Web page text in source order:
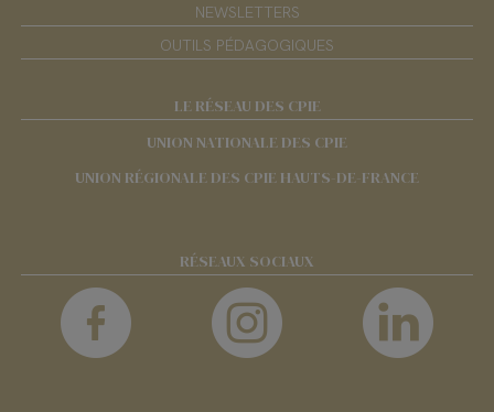
NEWSLETTERS
OUTILS PÉDAGOGIQUES
LE RÉSEAU DES CPIE
UNION NATIONALE DES CPIE
UNION RÉGIONALE DES CPIE HAUTS-DE-FRANCE
RÉSEAUX SOCIAUX